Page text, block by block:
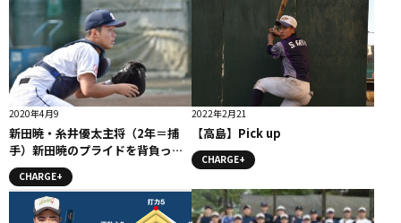
2020年4月9
新田暁・糸井優太主将（2年＝捕
手）新田暁のプライドを背負って/
「礼儀・努力・感謝」コラム
CHARGE+
2022年2月21
【高島】Pick up
CHARGE+